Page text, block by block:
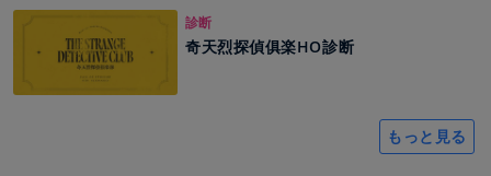
診断
奇天烈探偵俱楽HO診断
もっと見る